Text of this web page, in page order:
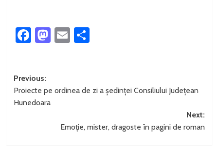
Facebook
Mastodon
EmailPartajează
Post
navigation
Previous:
Proiecte pe ordinea de zi a ședinței Consiliului Județean
Hunedoara
Next:
Emoție, mister, dragoste în pagini de roman